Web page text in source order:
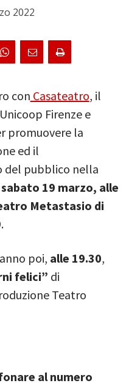
2022
con Casateatro, il
Firenze e
promuovere la
ed il
del pubblico nella
sabato 19 marzo, alle
Metastasio di
poi, alle 19.30,
felici” di
Teatro
al numero